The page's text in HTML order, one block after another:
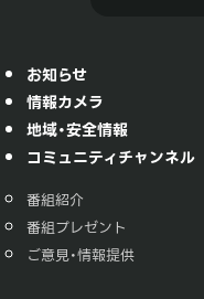
お知らせ
情報カメラ
地域・安全情報
コミュニティチャンネル
番組紹介
番組プレゼント
ご意見・情報提供